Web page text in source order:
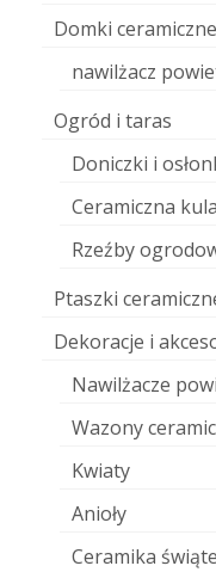
Domki ceramiczne
nawilżacz
Ogród i taras
Doniczki i
Ceramiczna
Rzeźby
Ptaszki
Dekoracje i
Nawilżacze
Wazony
Kwiaty
Anioły
Ceramika